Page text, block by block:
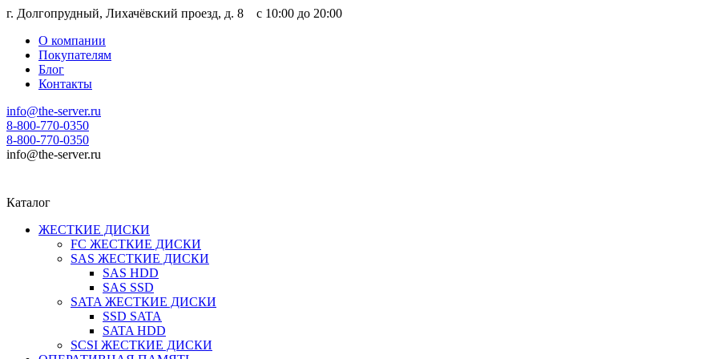
г. Долгопрудный, Лихачёвский проезд, д. 8 c 10:00 до 20:00
О компании
Покупателям
Блог
Контакты
info@the-server.ru
8-800-770-0350
8-800-770-0350
info@the-server.ru
Каталог
ЖЕСТКИЕ ДИСКИ
FC ЖЕСТКИЕ ДИСКИ
SAS ЖЕСТКИЕ ДИСКИ
SAS HDD
SAS SSD
SATA ЖЕСТКИЕ ДИСКИ
SSD SATA
SATA HDD
SCSI ЖЕСТКИЕ ДИСКИ